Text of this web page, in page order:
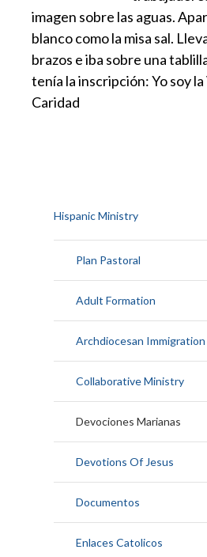
imagen sobre las aguas.
blanco como la misa sal.
brazos e iba sobre una
tenía la inscripción: Yo soy
Caridad
Hispanic Ministry
Plan Pastoral
Adult Formation
Archdiocesan
Collaborative Ministry
Devociones Marianas
Devotions Of Jesus
Documentos
Enlaces Catolicos